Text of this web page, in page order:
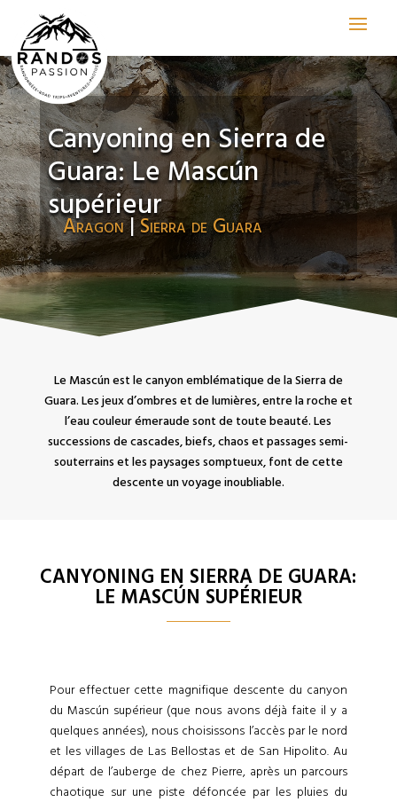
Canyoning en Sierra de
Guara: Le Mascún
supérieur
Aragon|Sierra de Guara
Le Mascún est le canyon emblématique de la Sierra de
Guara. Les jeux d’ombres et de lumières, entre la roche et
l’eau couleur émeraude sont de toute beauté. Les
successions de cascades, biefs, chaos et passages semi-
souterrains et les paysages somptueux, font de cette
descente un voyage inoubliable.
CANYONING EN SIERRA DE GUARA:
LE MASCÚN SUPÉRIEUR
Pour effectuer cette magnifique descente du canyon
du Mascún supérieur (que nous avons déjà faite il y a
quelques années), nous choisissons l’accès par le nord
et les villages de Las Bellostas et de San Hipolito. Au
départ de l’auberge de chez Pierre, après un parcours
chaotique sur une piste défoncée par les pluies du